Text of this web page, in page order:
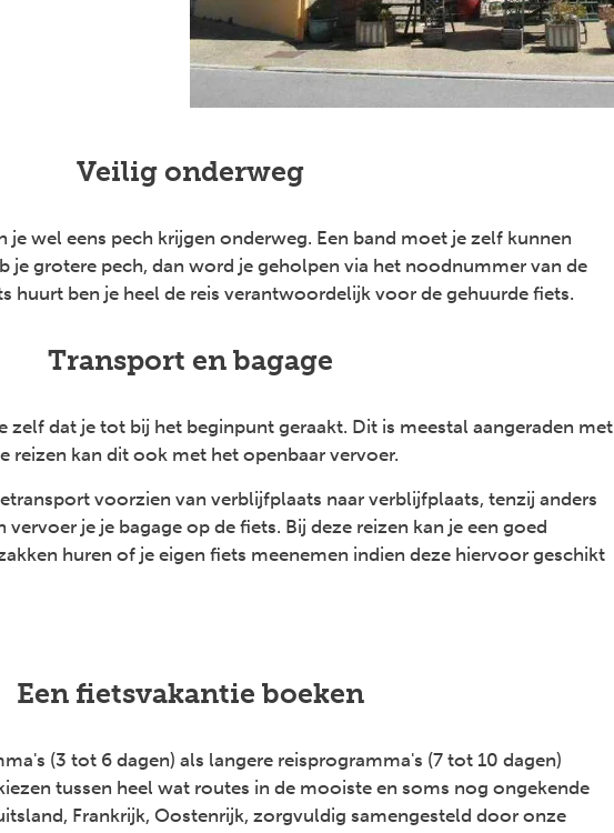
Veilig onderweg
je wel eens pech krijgen onderweg. Een band moet je zelf kunnen
je grotere pech, dan word je geholpen via het noodnummer van de
huurt ben je heel de reis verantwoordelijk voor de gehuurde fiets.
Transport en bagage
zelf dat je tot bij het beginpunt geraakt. Dit is meestal aangeraden met
reizen kan dit ook met het openbaar vervoer.
voorzien van verblijfplaats naar verblijfplaats, tenzij anders
je je bagage op de fiets. Bij deze reizen kan je een goed
huren of je eigen fiets meenemen indien deze hiervoor geschikt
Een fietsvakantie boeken
(3 tot 6 dagen) als langere reisprogramma's (7 tot 10 dagen)
tussen heel wat routes in de mooiste en soms nog ongekende
Frankrijk, Oostenrijk, zorgvuldig samengesteld door onze